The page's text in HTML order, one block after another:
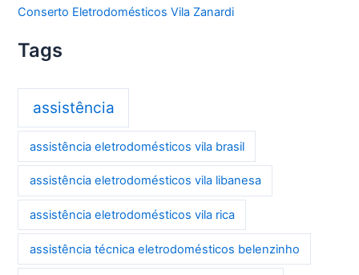
Conserto Eletrodomésticos Vila Zanardi
Tags
assistência
assistência eletrodomésticos vila brasil
assistência eletrodomésticos vila libanesa
assistência eletrodomésticos vila rica
assistência técnica eletrodomésticos belenzinho